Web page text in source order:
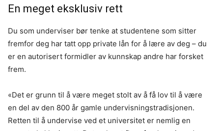
En meget eksklusiv rett
Du som underviser bør tenke at studentene som sitter
fremfor deg har tatt opp private lån for å lære av deg – du
er en autorisert formidler av kunnskap andre har forsket
frem.
«Det er grunn til å være meget stolt av å få lov til å være
en del av den 800 år gamle undervisningstradisjonen.
Retten til å undervise ved et universitet er nemlig en